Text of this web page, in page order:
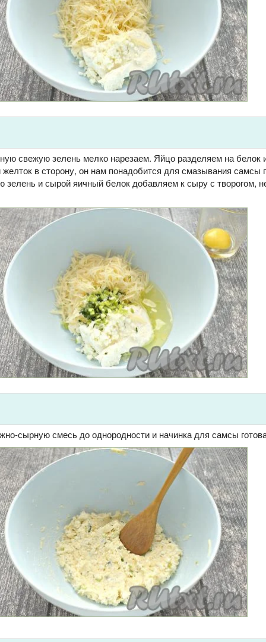
свежую зелень мелко нарезаем. Яйцо разделяем на белок
в сторону, он нам понадобится для смазывания самсы
зелень и сырой яичный белок добавляем к сыру с творогом,
сырную смесь до однородности и начинка для самсы